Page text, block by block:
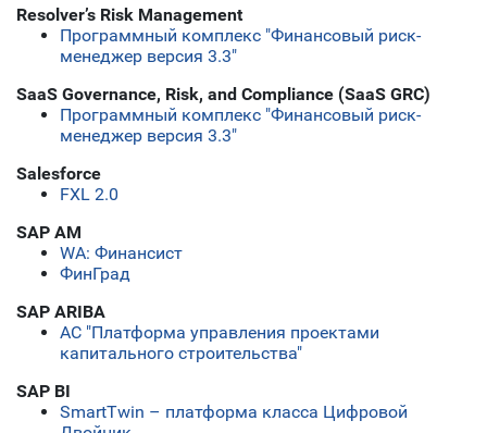
Resolver’s Risk Management
Программный комплекс "Финансовый риск-
менеджер версия 3.3"
SaaS Governance, Risk, and Compliance (SaaS GRC)
Программный комплекс "Финансовый риск-
менеджер версия 3.3"
Salesforce
FXL 2.0
SAP AM
WA: Финансист
ФинГрад
SAP ARIBA
АС "Платформа управления проектами
капитального строительства"
SAP BI
SmartTwin – платформа класса Цифровой